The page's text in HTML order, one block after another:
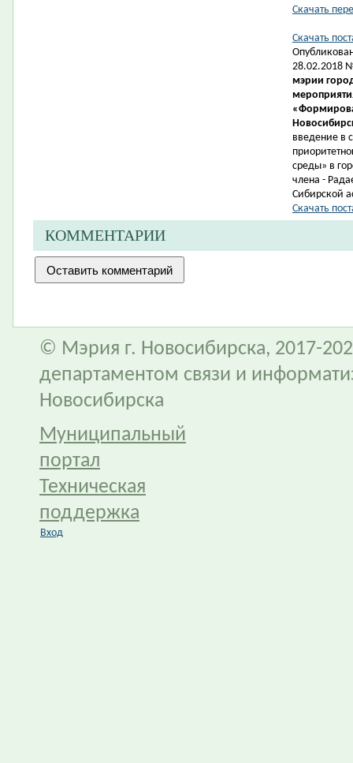
Скачать
Скачать
28.02.2018
мэрии
введение в
среды» в
члена -
Сибирской
Скачать
КОММЕНТАРИИ
© Мэрия г. Новосибирска, 2017-
департаментом связи и
Новосибирска
Муниципальный
портал
Техническая
поддержка
Вход